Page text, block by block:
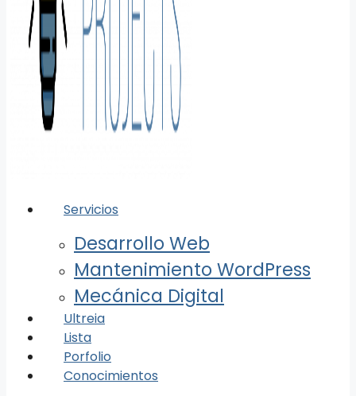
Servicios
Desarrollo Web
Mantenimiento WordPress
Mecánica Digital
Ultreia
Lista
Porfolio
Conocimientos